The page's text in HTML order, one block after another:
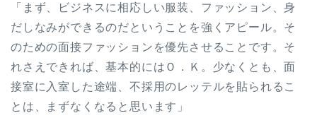
「まず、ビジネスに相応しい服装、ファッション、身
だしなみができるのだということを強くアピール。そ
のための面接ファッションを優先させることです。そ
れさえできれば、基本的にはＯ．Ｋ。少なくとも、面
接室に入室した途端、不採用のレッテルを貼られるこ
とは、まずなくなると思います」